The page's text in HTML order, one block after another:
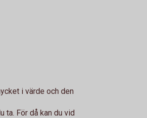
i värde och den
ta. För då kan du vid